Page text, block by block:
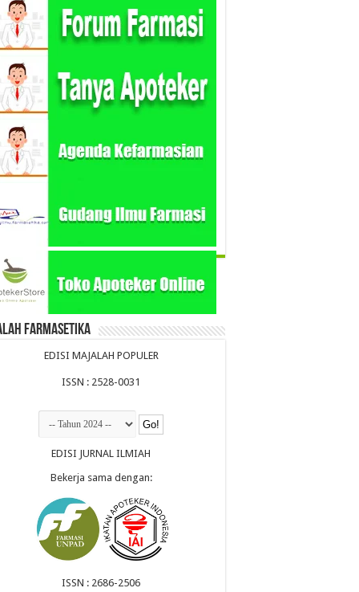
Farmasetika
EDISI MAJALAH POPULER
ISSN : 2528-0031
EDISI JURNAL ILMIAH
Bekerja sama dengan:
ISSN : 2686-2506